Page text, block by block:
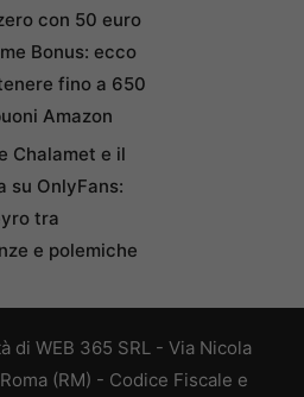
con 50 euro
Bonus: ecco
fino a 650
Amazon
Chalamet e il
su OnlyFans:
tra
e polemiche
di WEB 365 SRL - Via Nicola
(RM) - Codice Fiscale e